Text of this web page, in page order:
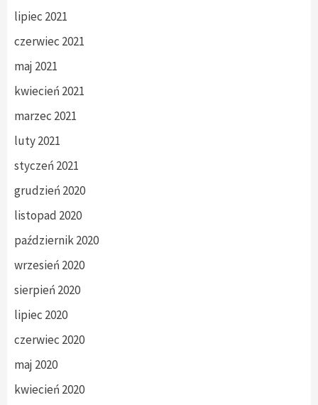
lipiec 2021
czerwiec 2021
maj 2021
kwiecień 2021
marzec 2021
luty 2021
styczeń 2021
grudzień 2020
listopad 2020
październik 2020
wrzesień 2020
sierpień 2020
lipiec 2020
czerwiec 2020
maj 2020
kwiecień 2020